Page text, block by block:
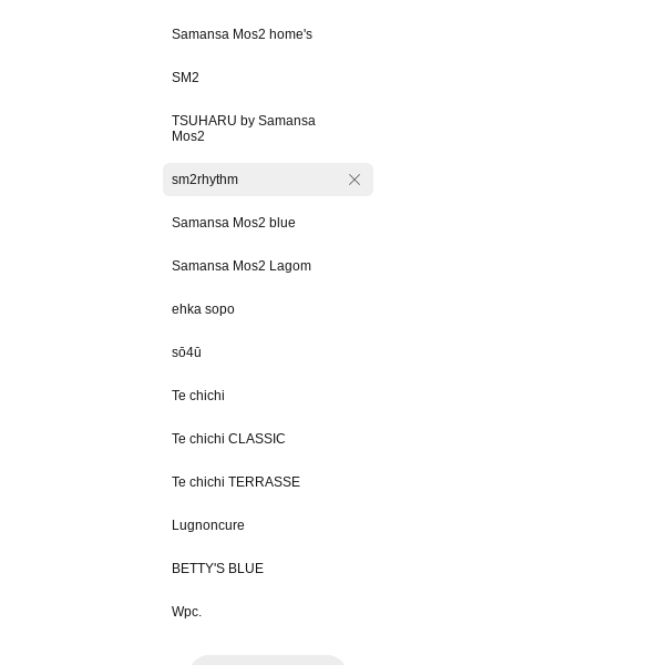
Samansa Mos2 home's
SM2
TSUHARU by Samansa
Mos2
sm2rhythm
Samansa Mos2 blue
Samansa Mos2 Lagom
ehka sopo
sō4ū
Te chichi
Te chichi CLASSIC
Te chichi TERRASSE
Lugnoncure
BETTY'S BLUE
Wpc.